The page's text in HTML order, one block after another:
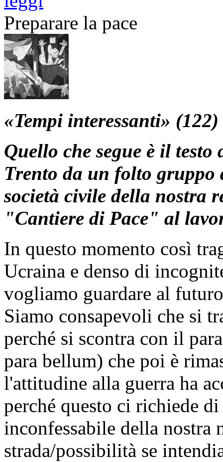
Preparare la pace
«Tempi interessanti» (122)
Quello che segue è il
Trento da un folto gruppo
società civile della nostra
"Cantiere di Pace" al
In questo momento così
Ucraina e denso di
vogliamo guardare al
Siamo consapevoli che si
perché si scontra con il
para bellum) che poi è
l'attitudine alla guerra ha
perché questo ci richiede
inconfessabile della nostra
strada/possibilità se